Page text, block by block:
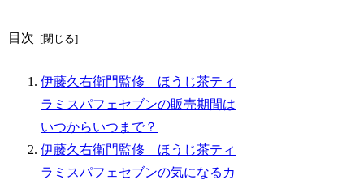
目次
伊藤久右衛門監修 ほうじ茶ティ
ラミスパフェセブンの販売期間は
いつからいつまで？
伊藤久右衛門監修 ほうじ茶ティ
ラミスパフェセブンの気になるカ